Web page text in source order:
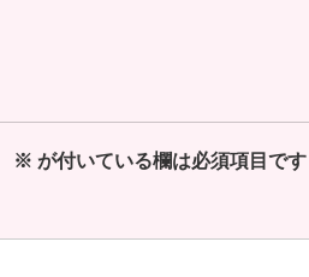
※ が付いている欄は必須項目です